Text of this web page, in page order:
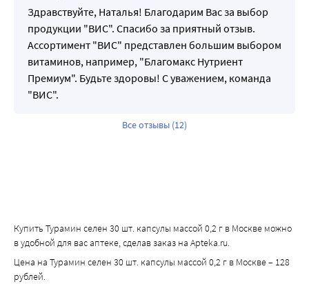
Здравствуйте, Наталья! Благодарим Вас за выбор
продукции "ВИС". Спасибо за приятный отзыв.
Ассортимент "ВИС" представлен большим выбором
витаминов, например, "Благомакс Нутриент
Премиум". Будьте здоровы! С уважением, команда
"ВИС".
Все отзывы (12)
Купить Турамин селен 30 шт. капсулы массой 0,2 г в Москве можно
в удобной для вас аптеке, сделав заказ на Apteka.ru.
Цена на Турамин селен 30 шт. капсулы массой 0,2 г в Москве – 128
рублей.